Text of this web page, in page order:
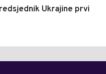
Ukrajine prvi